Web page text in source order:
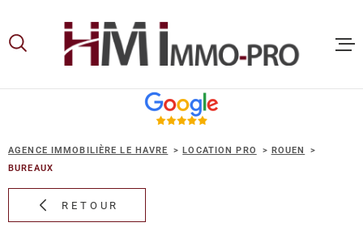
lamenu
contenu
AGENCE IMMOBILIÈRE LE HAVRE LOCATION PRO
ROUEN
BUREAUX
RETOUR